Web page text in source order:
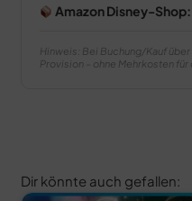
Amazon Disney-Shop:
Hinweis: Bei Buchung/Kauf
Provision – ohne Mehrkosten für
Dir könnte auch gefallen: